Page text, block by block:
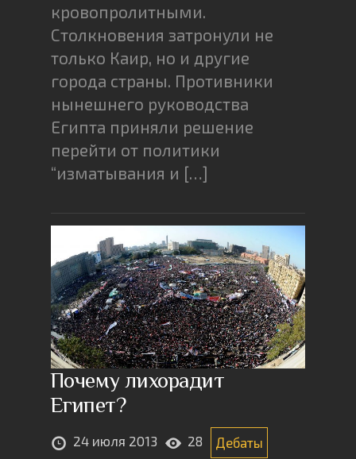
кровопролитными.
Столкновения затронули не
только Каир, но и другие
города страны. Противники
нынешнего руководства
Египта приняли решение
перейти от политики
“изматывания и […]
Почему лихорадит
Египет?
24 июля 2013 28 Дебаты